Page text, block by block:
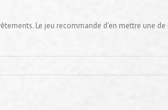
Le jeu recommande d’en mettre une de